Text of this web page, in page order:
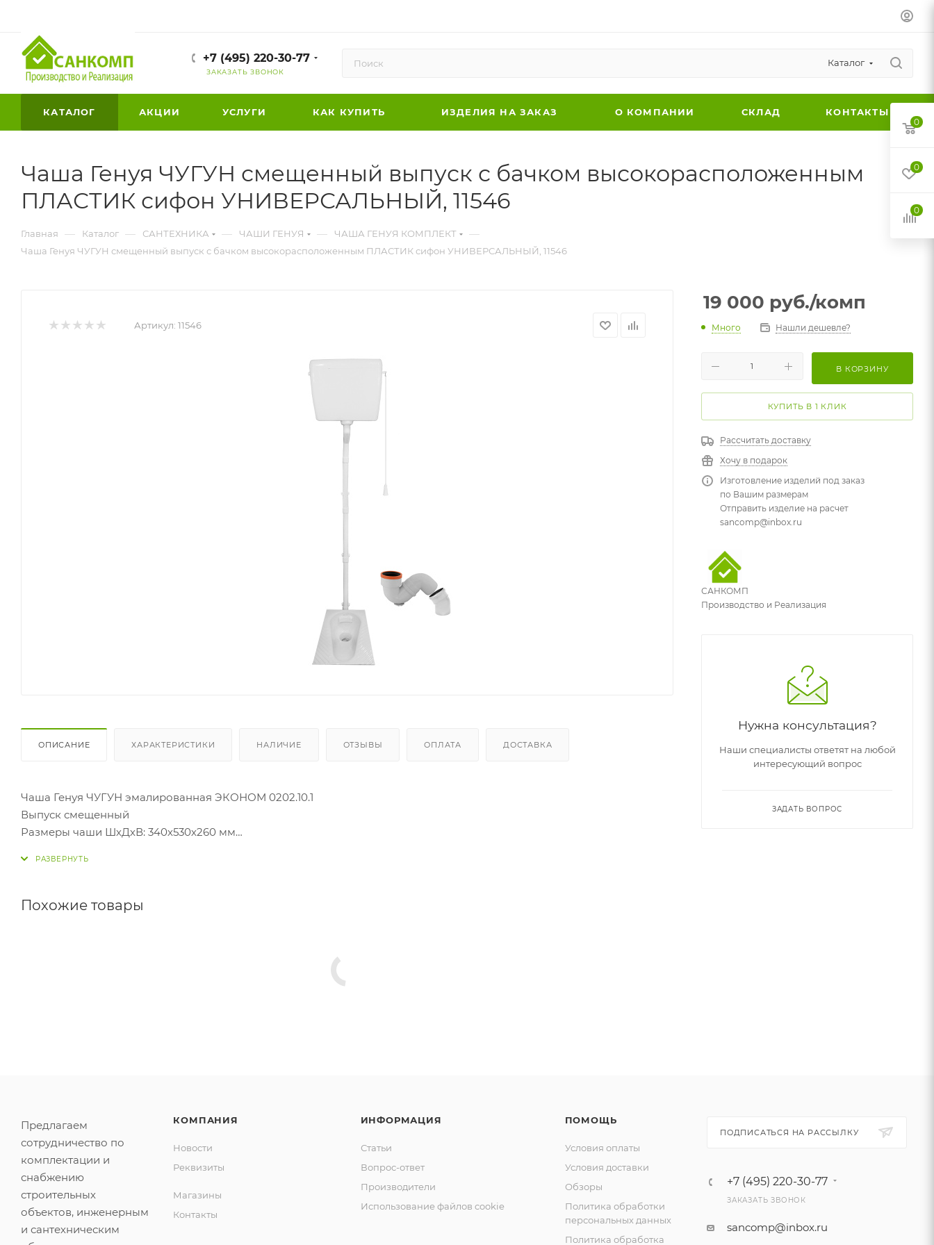
+7 (495) 220-30-77
ЗАКАЗАТЬ ЗВОНОК
Каталог
КАТАЛОГ АКЦИИ УСЛУГИ КАК КУПИТЬ ИЗДЕЛИЯ НА ЗАКАЗ О КОМПАНИИ СКЛАД КОНТАКТЫ
Чаша Генуя ЧУГУН смещенный выпуск с бачком высокорасположенным
ПЛАСТИК сифон УНИВЕРСАЛЬНЫЙ, 11546
Главная — Каталог — САНТЕХНИКА — ЧАШИ ГЕНУЯ — ЧАША ГЕНУЯ КОМПЛЕКТ —
Чаша Генуя ЧУГУН смещенный выпуск с бачком высокорасположенным ПЛАСТИК сифон УНИВЕРСАЛЬНЫЙ, 11546
Артикул: 11546
ОПИСАНИЕ ХАРАКТЕРИСТИКИ НАЛИЧИЕ ОТЗЫВЫ ОПЛАТА ДОСТАВКА
Чаша Генуя ЧУГУН эмалированная ЭКОНОМ 0202.10.1
Выпуск смещенный
Размеры чаши ШхДхВ: 340х530х260 мм
Бачок высокорасоложенный ПЛАСТИК 0223.303.2
Труба бачка: полипропилен Ду 32, БЕЛАЯ переход для подключения к рассекателю чаши
Похожие товары
19 000 руб./комп
Много Нашли дешевле?
В КОРЗИНУ
КУПИТЬ В 1 КЛИК
Рассчитать доставку
Хочу в подарок
Изготовление изделий под заказ
по Вашим размерам
Отправить изделие на расчет
sancomp@inbox.ru
САНКОМП
Производство и Реализация
Нужна консультация?
Наши специалисты ответят на любой
интересующий вопрос
ЗАДАТЬ ВОПРОС
Предлагаем
сотрудничество по
комплектации и
снабжению
строительных
объектов, инженерным
и сантехническим
КОМПАНИЯ
Новости
Реквизиты
Магазины
Контакты
ИНФОРМАЦИЯ
Статьи
Вопрос-ответ
Производители
Использование файлов cookie
ПОМОЩЬ
Условия оплаты
Условия доставки
Обзоры
Политика обработки
персональных данных
Политика обработка
ПОДПИСАТЬСЯ НА РАССЫЛКУ
+7 (495) 220-30-77
ЗАКАЗАТЬ ЗВОНОК
sancomp@inbox.ru
0
0
0